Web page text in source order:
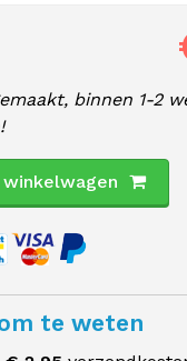
binnen 1-2
winkelwagen
te weten